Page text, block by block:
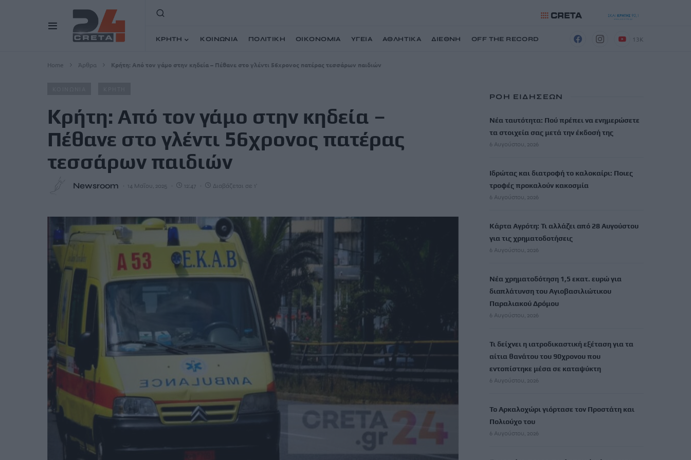
ΚΡΗΤΗ ΚΟΙΝΩΝΙΑ ΠΟΛΙΤΙΚΗ ΟΙΚΟΝΟΜΙΑ ΥΓΕΙΑ ΑΘΛΗΤΙΚΑ ΔΙΕΘΝΗ OFF THE RECORD 13K
Home Άρθρα Κρήτη: Από τον γάμο στην κηδεία – Πέθανε στο γλέντι 56χρονος πατέρας τεσσάρων παιδιών
Κρήτη: Από τον γάμο στην κηδεία –
Πέθανε στο γλέντι 56χρονος πατέρας
τεσσάρων παιδιών
Newsroom 14 Μαΐου, 2025 12:47 Διαβάζεται σε 1'
ΡΟΗ ΕΙΔΗΣΕΩΝ
Νέα ταυτότητα: Πού πρέπει να ενημερώσετε
τα στοιχεία σας μετά την έκδοσή της
6 Αυγούστου, 2026
Ιδρώτας και διατροφή το καλοκαίρι: Ποιες
τροφές προκαλούν κακοσμία
6 Αυγούστου, 2026
Κάρτα Αγρότη: Τι αλλάζει από 28 Αυγούστου
για τις χρηματοδοτήσεις
6 Αυγούστου, 2026
Νέα χρηματοδότηση 1,5 εκατ. ευρώ για
διαπλάτυνση του Αγιοβασιλιώτικου
Παραλιακού Δρόμου
6 Αυγούστου, 2026
Τι δείχνει η ιατροδικαστική εξέταση για τα
αίτια θανάτου του 90χρονου που
εντοπίστηκε μέσα σε καταψύκτη
6 Αυγούστου, 2026
Το Αρκαλοχώρι γιόρτασε τον Προστάτη και
Πολιούχο του
6 Αυγούστου, 2026